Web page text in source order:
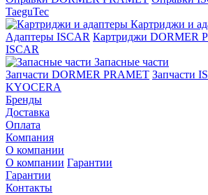
TaeguTec
Картриджи и
Адаптеры ISCAR Картриджи DORMER
ISCAR
Запасные части
Запчасти DORMER PRAMET Запчасти
KYOCERA
Бренды
Доставка
Оплата
Компания
О компании
О компании Гарантии
Гарантии
Контакты